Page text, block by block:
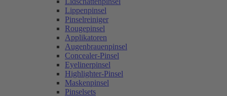
Lippenpinsel
Pinselreiniger
Rougepinsel
Applikatoren
Augenbrauenpinsel
Concealer-Pinsel
Eyelinerpinsel
Highlighter-Pinsel
Maskenpinsel
Pinselsets